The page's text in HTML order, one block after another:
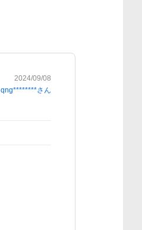
2024/09/08
qng********さん